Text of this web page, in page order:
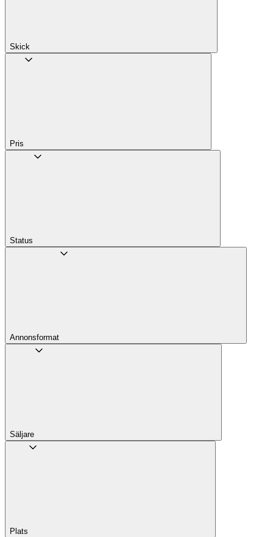
Skick
Pris
Status
Annons­format
Säljare
Plats